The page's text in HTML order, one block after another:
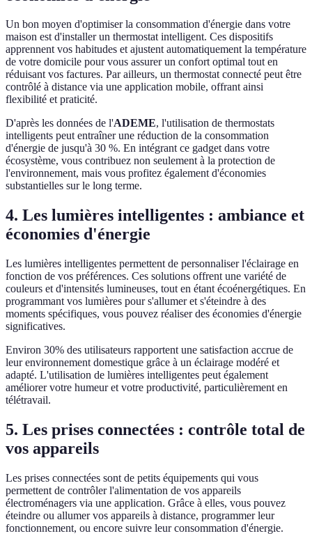
Un bon moyen d'optimiser la consommation d'énergie dans votre
maison est d'installer un thermostat intelligent. Ces dispositifs
apprennent vos habitudes et ajustent automatiquement la température
de votre domicile pour vous assurer un confort optimal tout en
réduisant vos factures. Par ailleurs, un thermostat connecté peut être
contrôlé à distance via une application mobile, offrant ainsi
flexibilité et praticité.
D'après les données de l'ADEME, l'utilisation de thermostats
intelligents peut entraîner une réduction de la consommation
d'énergie de jusqu'à 30 %. En intégrant ce gadget dans votre
écosystème, vous contribuez non seulement à la protection de
l'environnement, mais vous profitez également d'économies
substantielles sur le long terme.
4. Les lumières intelligentes : ambiance et
économies d'énergie
Les lumières intelligentes permettent de personnaliser l'éclairage en
fonction de vos préférences. Ces solutions offrent une variété de
couleurs et d'intensités lumineuses, tout en étant écoénergétiques. En
programmant vos lumières pour s'allumer et s'éteindre à des
moments spécifiques, vous pouvez réaliser des économies d'énergie
significatives.
Environ 30% des utilisateurs rapportent une satisfaction accrue de
leur environnement domestique grâce à un éclairage modéré et
adapté. L'utilisation de lumières intelligentes peut également
améliorer votre humeur et votre productivité, particulièrement en
télétravail.
5. Les prises connectées : contrôle total de
vos appareils
Les prises connectées sont de petits équipements qui vous
permettent de contrôler l'alimentation de vos appareils
électroménagers via une application. Grâce à elles, vous pouvez
éteindre ou allumer vos appareils à distance, programmer leur
fonctionnement, ou encore suivre leur consommation d'énergie.